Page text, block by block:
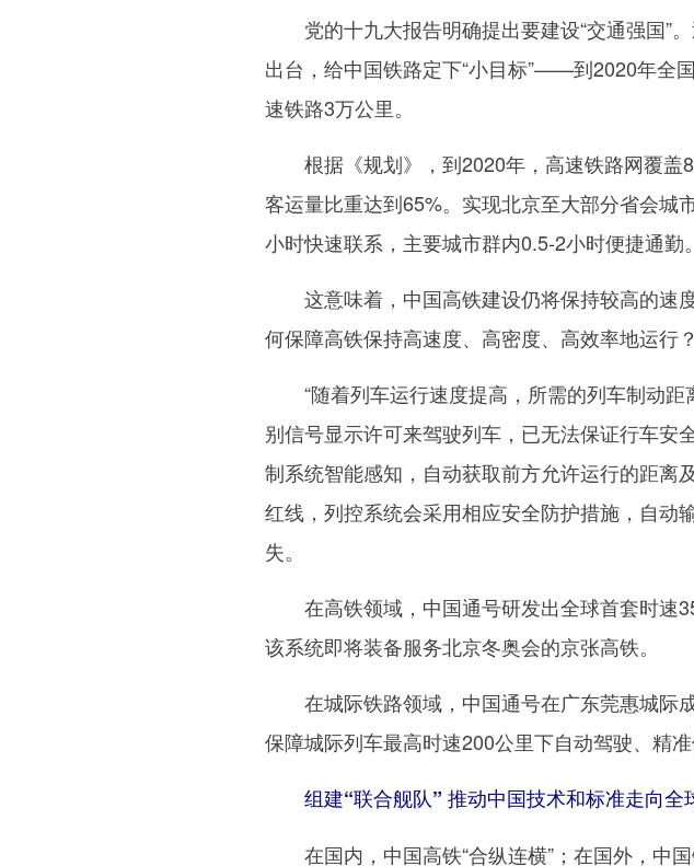
党的十九大报告明确提出要建设“交通强国”。
出台，给中国铁路定下“小目标”——到2020年全
速铁路3万公里。
根据《规划》，到2020年，高速铁路网覆盖
客运量比重达到65%。实现北京至大部分省会城
小时快速联系，主要城市群内0.5-2小时便捷通勤。
这意味着，中国高铁建设仍将保持较高的速
何保障高铁保持高速度、高密度、高效率地运行
“随着列车运行速度提高，所需的列车制动距
别信号显示许可来驾驶列车，已无法保证行车安
制系统智能感知，自动获取前方允许运行的距离
红线，列控系统会采用相应安全防护措施，自动
失。
在高铁领域，中国通号研发出全球首套时速
该系统即将装备服务北京冬奥会的京张高铁。
在城际铁路领域，中国通号在广东莞惠城际
保障城际列车最高时速200公里下自动驾驶、精准
组建“联合舰队” 推动中国技术和标准走向全
在国内，中国高铁“合纵连横”；在国外，中国